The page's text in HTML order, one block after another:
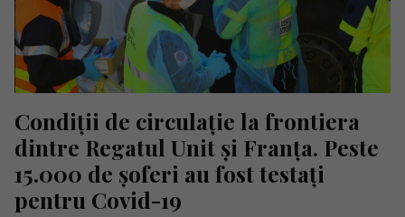
Condiții de circulație la frontiera
dintre Regatul Unit și Franța. Peste
15.000 de șoferi au fost testați
pentru Covid-19